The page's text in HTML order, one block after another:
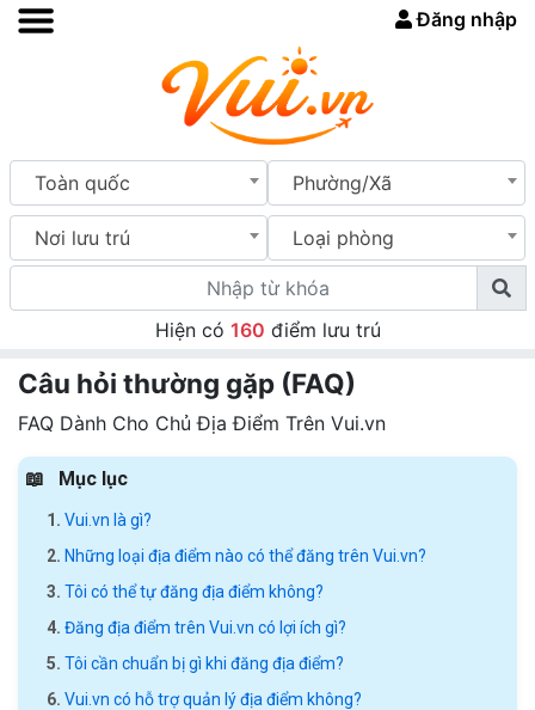
Đăng nhập
Toàn quốc Phường/Xã
Nơi lưu trú Loại phòng
Hiện có 160 điểm lưu trú
Câu hỏi thường gặp (FAQ)
FAQ Dành Cho Chủ Địa Điểm Trên Vui.vn
Mục lục
Vui.vn là gì?
Những loại địa điểm nào có thể đăng trên Vui.vn?
Tôi có thể tự đăng địa điểm không?
Đăng địa điểm trên Vui.vn có lợi ích gì?
Tôi cần chuẩn bị gì khi đăng địa điểm?
Vui.vn có hỗ trợ quản lý địa điểm không?